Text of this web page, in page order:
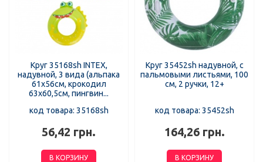
Круг 35168sh INTEX,
надувной, 3 вида (альпака
61х56см, крокодил
63х60,5см, пингвин...
код товара: 35168sh
56,42 грн.
В КОРЗИНУ
Круг 35452sh надувной, с
пальмовыми листьями, 100
см, 2 ручки, 12+
код товара: 35452sh
164,26 грн.
В КОРЗИНУ